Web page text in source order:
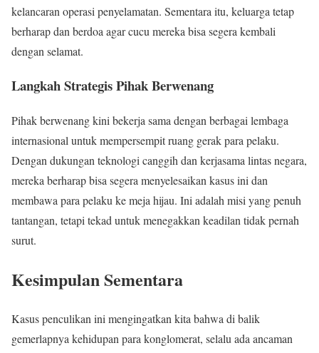
kelancaran operasi penyelamatan. Sementara itu, keluarga tetap
berharap dan berdoa agar cucu mereka bisa segera kembali
dengan selamat.
Langkah Strategis Pihak Berwenang
Pihak berwenang kini bekerja sama dengan berbagai lembaga
internasional untuk mempersempit ruang gerak para pelaku.
Dengan dukungan teknologi canggih dan kerjasama lintas negara,
mereka berharap bisa segera menyelesaikan kasus ini dan
membawa para pelaku ke meja hijau. Ini adalah misi yang penuh
tantangan, tetapi tekad untuk menegakkan keadilan tidak pernah
surut.
Kesimpulan Sementara
Kasus penculikan ini mengingatkan kita bahwa di balik
gemerlapnya kehidupan para konglomerat, selalu ada ancaman